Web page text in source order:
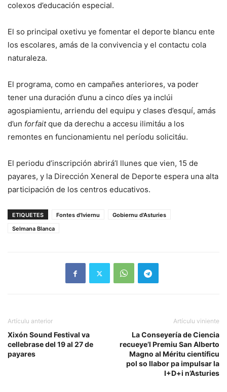
colexos d’educación especial.
El so principal oxetivu ye fomentar el deporte blancu ente
los escolares, amás de la convivencia y el contactu cola
naturaleza.
El programa, como en campañes anteriores, va poder
tener una duración d’unu a cinco díes ya inclúi
agospiamientu, arriendu del equipu y clases d’esquí, amás
d’un forfaitque da derechu a accesu ilimitáu a los
remontes en funcionamientu nel períodu solicitáu.
El periodu d’inscripción abrirá’l llunes que vien, 15 de
payares, y la Dirección Xeneral de Deporte espera una alta
participación de los centros educativos.
ETIQUETES Fontes d'Iviernu
Gobiernu d'Asturies
Selmana Blanca
Artículu anterior
Xixón Sound Festival va
cellebrase del 19 al 27 de
payares
Artículu viniente
La Conseyería de Ciencia
recueye’l Premiu San Alberto
Magno al Méritu científicu
pol so llabor pa impulsar la
I+D+i n’Asturies